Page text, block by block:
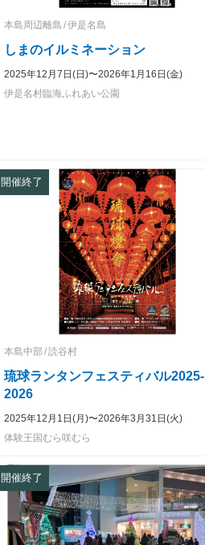
本島周辺離島 伊是名島
しまのイルミネーション
2025年12月7日(日)〜2026年1月16日(金)
伊是名村臨海ふれあい公園
開催終了
本島中部 読谷村
琉球ランタンフェスティバル2025-
2026
2025年12月1日(月)〜2026年3月31日(火)
体験王国むら咲むら
開催終了